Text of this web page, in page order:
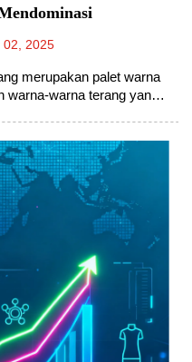
02, 2025
merupakan palet warna
warna-warna terang yang
warna netral lembut dan
sebagai...